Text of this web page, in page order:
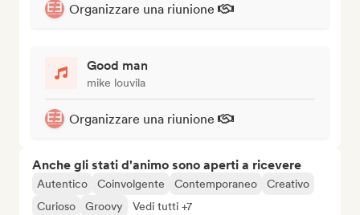
Organizzare una riunione
Good man
mike louvila
Organizzare una riunione
Anche gli stati d'animo sono aperti a ricevere
Autentico Coinvolgente Contemporaneo
Creativo
Curioso
Groovy Vedi tutti +7